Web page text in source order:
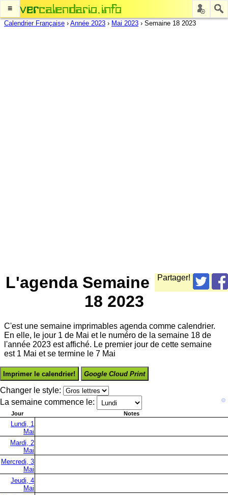
≡
Calendrier Française › Année 2023 › Mai 2023 › Semaine 18 2023
Partager!
L'agenda Semaine
18 2023
C'est une semaine imprimables agenda comme calendrier.
En elle, le jour 1 de Mai et le numéro de la semaine 18 de
l'année 2023 est affiché. Le premier jour de cette semaine
est 1 Mai et se termine le 7 Mai
Imprimer le calendrier! Google Cloud Print
Changer le style:
La semaine commence le:
Jour Notes
Lundi, 1
Mai
Mardi, 2
Mai
Mercredi, 3
Mai
Jeudi, 4
Mai